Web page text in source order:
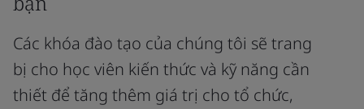
Các khóa đào tạo của chúng tôi sẽ trang
bị cho học viên kiến thức và kỹ năng cần
thiết để tăng thêm giá trị cho tổ chức,